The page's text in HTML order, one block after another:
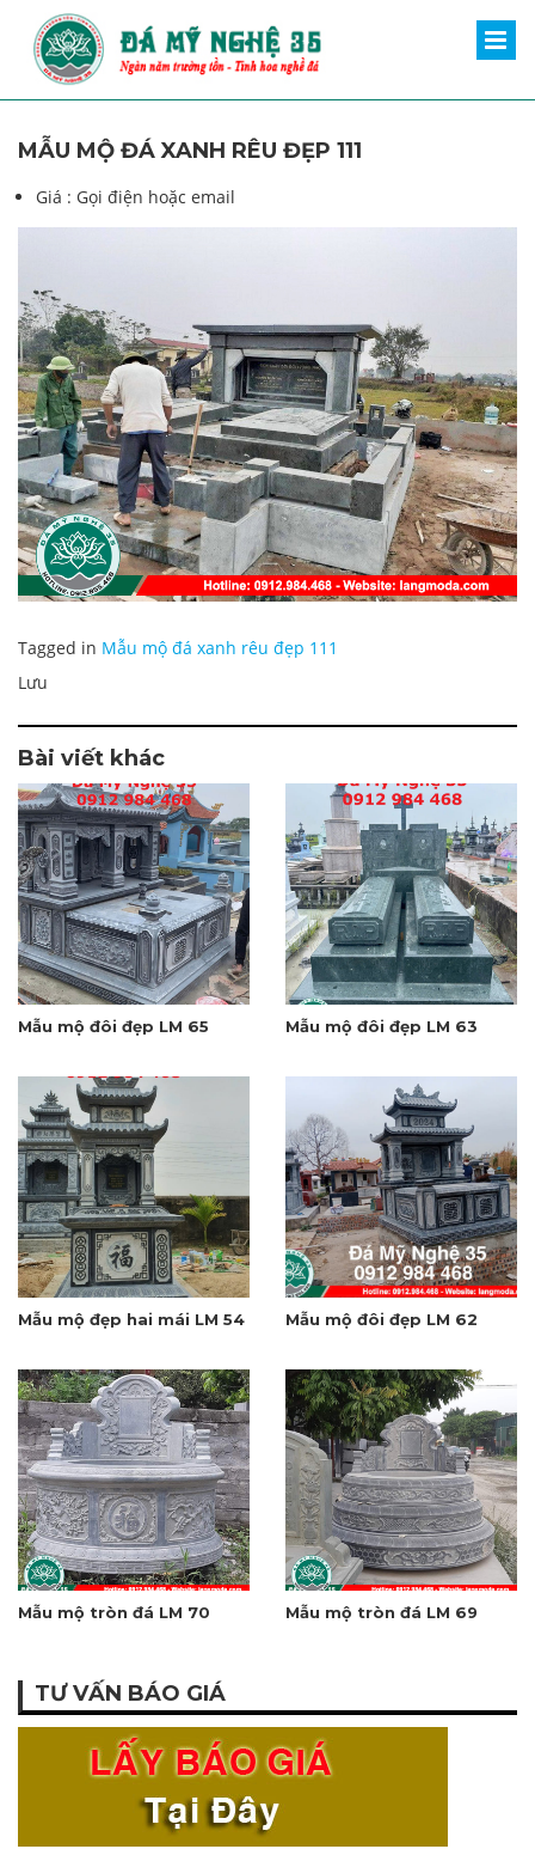
MẪU MỘ ĐÁ XANH RÊU ĐẸP 111
Giá : Gọi điện hoặc email
Tagged in Mẫu mộ đá xanh rêu đẹp 111
Lưu
Bài viết khác
Mẫu mộ đôi đẹp LM 65 Mẫu mộ đôi đẹp LM 63
Mẫu mộ đẹp hai mái LM 54 Mẫu mộ đôi đẹp LM 62
Mẫu mộ tròn đá LM 70 Mẫu mộ tròn đá LM 69
TƯ VẤN BÁO GIÁ